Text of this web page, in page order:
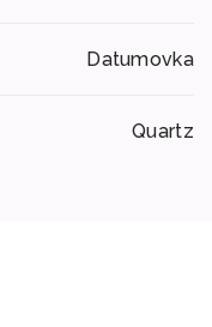
Datumovka
Quartz